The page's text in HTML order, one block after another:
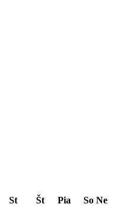
St Št Pia So Ne